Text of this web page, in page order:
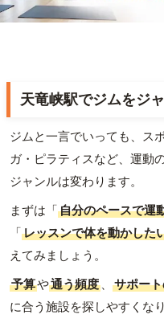
天竜峡駅でジムをジ
ジムと一言でいっても、ス
ガ・ピラティスなど、運動
ジャンルは変わります。
まずは「自分のペースで運
「レッスンで体を動かした
えてみましょう。
予算や通う頻度 、 サポー
に合う施設を探しやすくなり